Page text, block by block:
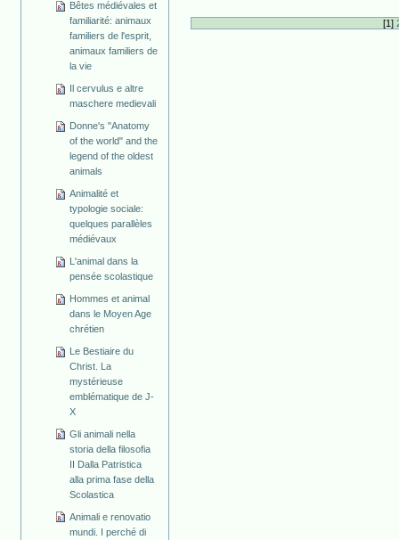
Bêtes médiévales et
familiarité: animaux
familiers de l'esprit,
animaux familiers de
la vie
Il cervulus e altre
maschere medievali
Donne's "Anatomy
of the world" and the
legend of the oldest
animals
Animalité et
typologie sociale:
quelques parallèles
médiévaux
L'animal dans la
pensée scolastique
Hommes et animal
dans le Moyen Age
chrétien
Le Bestiaire du
Christ. La
mystérieuse
emblématique de J-
X
Gli animali nella
storia della filosofia
II Dalla Patristica
alla prima fase della
Scolastica
Animali e renovatio
mundi. I perché di
[1]